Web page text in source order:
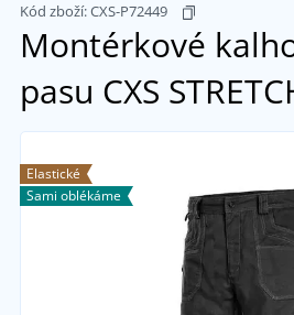
Kód zboží:CXS-P72449
Montérkové
pasu CXS
Elastické
Sami oblékáme